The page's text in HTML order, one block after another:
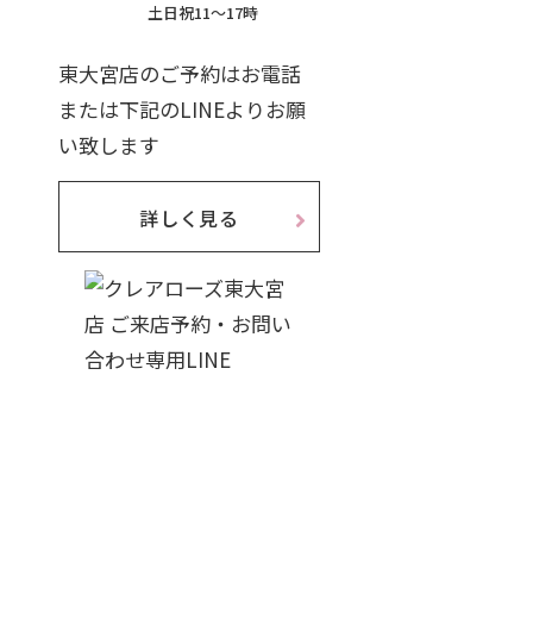
土日祝11〜17時
東大宮店のご予約はお電話
または下記のLINEよりお願
い致します
詳しく見る